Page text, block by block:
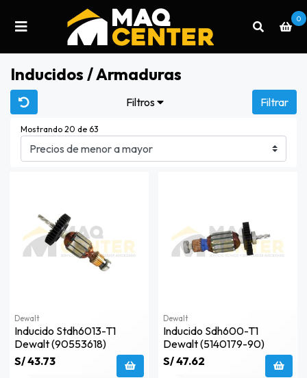
0
Inducidos / Armaduras
Filtros Filtrar
Mostrando 20 de 63
Dewalt
Inducido Stdh6013-T1
Dewalt (90553618)
S/ 43.73
Dewalt
Inducido Sdh600-T1
Dewalt (5140179-90)
S/ 47.62